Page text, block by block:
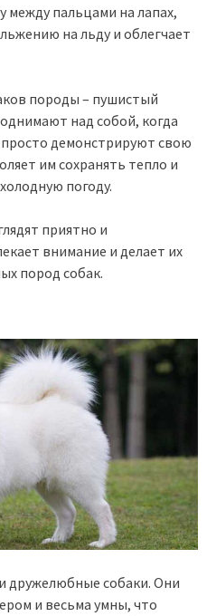
пальцами на лапах,
на льду и облегчает
породы – пушистый
над собой, когда
демонстрируют свою
им сохранять тепло и
погоду.
приятно и
внимание и делает их
пород собак.
дружелюбные собаки. Они
и весьма умны, что